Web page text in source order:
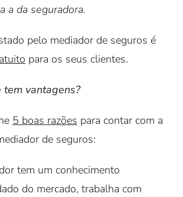
a da seguradora.
pelo mediador de seguros é
para os seus clientes.
tem vantagens?
5 boas razões para contar com a
de seguros:
tem um conhecimento
do mercado, trabalha com